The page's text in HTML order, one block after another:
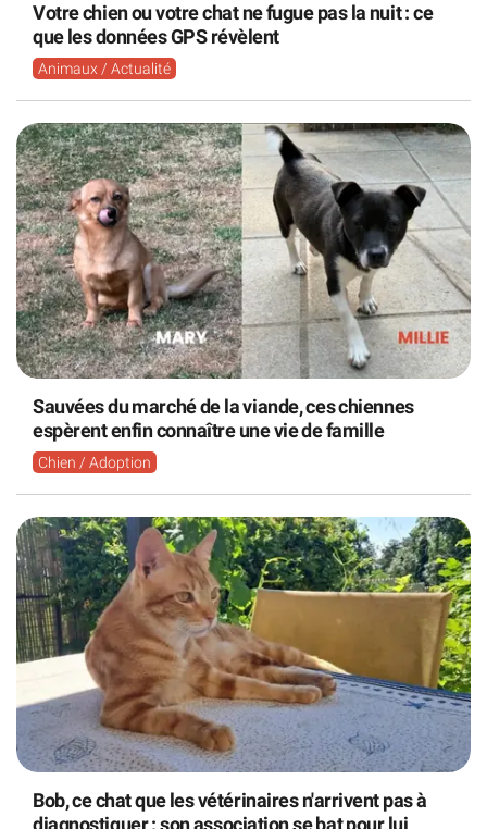
Votre chien ou votre chat ne fugue pas la nuit : ce
que les données GPS révèlent
Animaux / Actualité
Sauvées du marché de la viande, ces chiennes
espèrent enfin connaître une vie de famille
Chien / Adoption
Bob, ce chat que les vétérinaires n'arrivent pas à
diagnostiquer : son association se bat pour lui